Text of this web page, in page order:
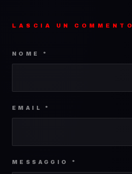
LASCIA UN COMMENTO
NOME *
EMAIL *
MESSAGGIO *